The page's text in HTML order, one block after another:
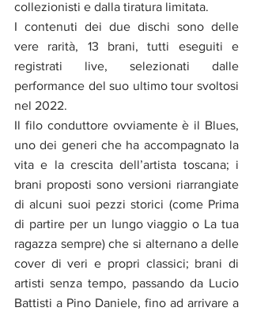
collezionisti e dalla tiratura limitata.
I contenuti dei due dischi sono delle
vere rarità, 13 brani, tutti eseguiti e
registrati live, selezionati dalle
performance del suo ultimo tour svoltosi
nel 2022.
Il filo conduttore ovviamente è il Blues,
uno dei generi che ha accompagnato la
vita e la crescita dell’artista toscana; i
brani proposti sono versioni riarrangiate
di alcuni suoi pezzi storici (come Prima
di partire per un lungo viaggio o La tua
ragazza sempre) che si alternano a delle
cover di veri e propri classici; brani di
artisti senza tempo, passando da Lucio
Battisti a Pino Daniele, fino ad arrivare a